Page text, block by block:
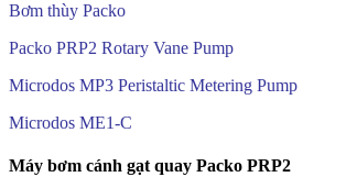
Bơm thùy Packo
Packo PRP2 Rotary Vane Pump
Microdos MP3 Peristaltic Metering Pump
Microdos ME1-C
Máy bơm cánh gạt quay Packo PRP2